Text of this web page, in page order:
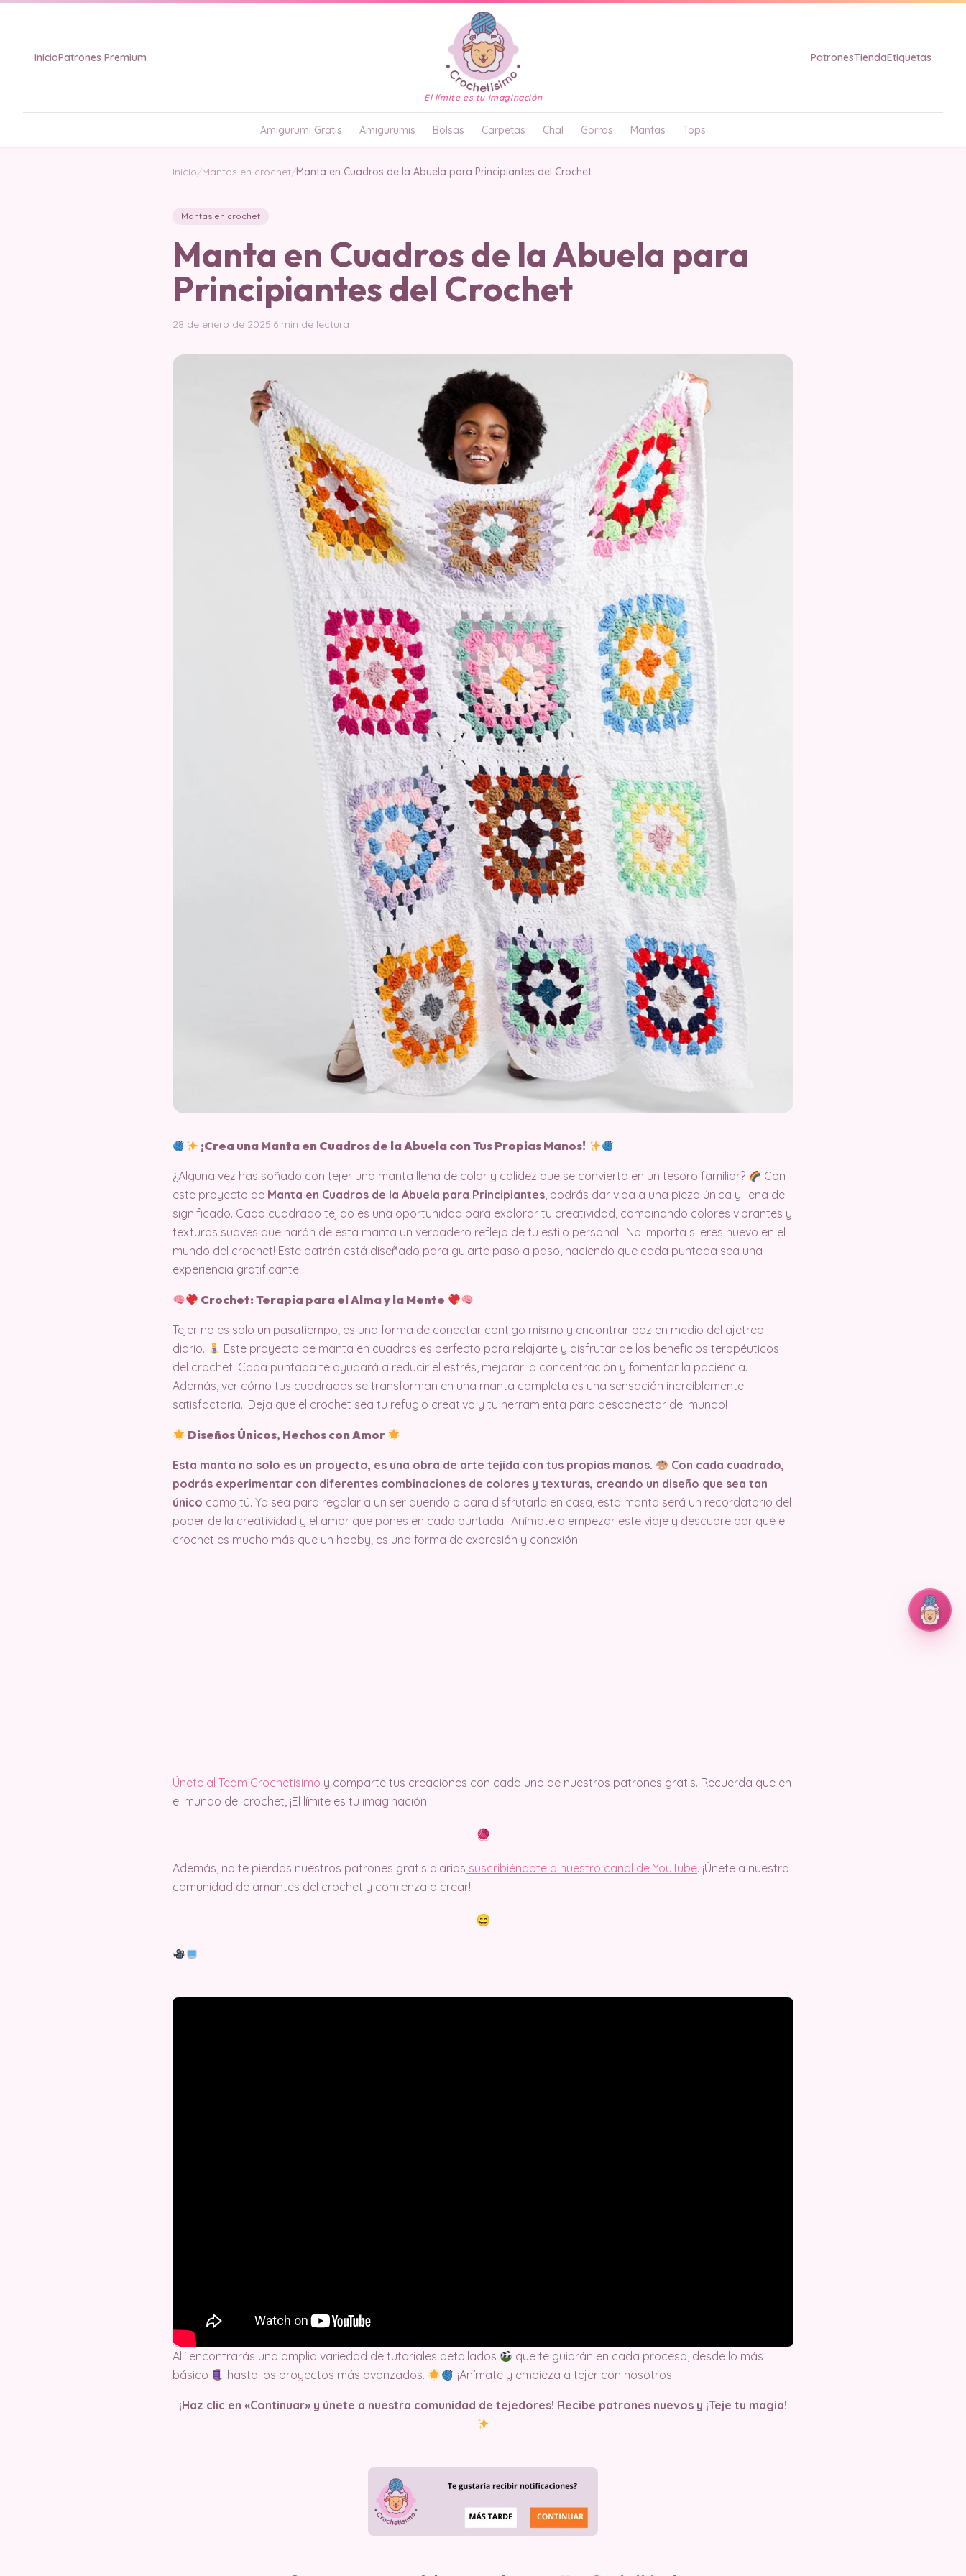
InicioPatrones Premium
El límite es tu imaginación
PatronesTiendaEtiquetas
Amigurumi Gratis Amigurumis Bolsas Carpetas Chal Gorros Mantas Tops
Inicio/Mantas en crochet/Manta en Cuadros de la Abuela para Principiantes del Crochet
Mantas en crochet
Manta en Cuadros de la Abuela para
Principiantes del Crochet
28 de enero de 2025·6 min de lectura
¡Crea una Manta en Cuadros de la Abuela con Tus Propias Manos!
¿Alguna vez has soñado con tejer una manta llena de color y calidez que se convierta en un tesoro familiar?
Con
este proyecto de Manta en Cuadros de la Abuela para Principiantes, podrás dar vida a una pieza única y llena de
significado. Cada cuadrado tejido es una oportunidad para explorar tu creatividad, combinando colores vibrantes y
texturas suaves que harán de esta manta un verdadero reflejo de tu estilo personal. ¡No importa si eres nuevo en el
mundo del crochet! Este patrón está diseñado para guiarte paso a paso, haciendo que cada puntada sea una
experiencia gratificante.
Crochet: Terapia para el Alma y la Mente
Tejer no es solo un pasatiempo; es una forma de conectar contigo mismo y encontrar paz en medio del ajetreo
diario.
Este proyecto de manta en cuadros es perfecto para relajarte y disfrutar de los beneficios terapéuticos
del crochet. Cada puntada te ayudará a reducir el estrés, mejorar la concentración y fomentar la paciencia.
Además, ver cómo tus cuadrados se transforman en una manta completa es una sensación increíblemente
satisfactoria. ¡Deja que el crochet sea tu refugio creativo y tu herramienta para desconectar del mundo!
Diseños Únicos, Hechos con Amor
Esta manta no solo es un proyecto, es una obra de arte tejida con tus propias manos.
Con cada cuadrado,
podrás experimentar con diferentes combinaciones de colores y texturas, creando un diseño que sea tan
único como tú. Ya sea para regalar a un ser querido o para disfrutarla en casa, esta manta será un recordatorio del
poder de la creatividad y el amor que pones en cada puntada. ¡Anímate a empezar este viaje y descubre por qué el
crochet es mucho más que un hobby; es una forma de expresión y conexión!
Únete al Team Crochetisimo y comparte tus creaciones con cada uno de nuestros patrones gratis. Recuerda que en
el mundo del crochet, ¡El límite es tu imaginación!
Además, no te pierdas nuestros patrones gratis diarios suscribiéndote a nuestro canal de YouTube. ¡Únete a nuestra
comunidad de amantes del crochet y comienza a crear!
Allí encontrarás una amplia variedad de tutoriales detallados
que te guiarán en cada proceso, desde lo más
básico
hasta los proyectos más avanzados. ¡Anímate y empieza a tejer con nosotros!
¡Haz clic en «Continuar» y únete a nuestra comunidad de tejedores! Recibe patrones nuevos y ¡Teje tu magia!